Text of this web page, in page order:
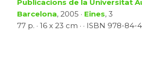
Publicacions de la Universitat
Barcelona, 2005 · Eines, 3
77 p. · 16 x 23 cm · · ISBN 978-84-